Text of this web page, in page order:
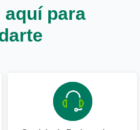
para